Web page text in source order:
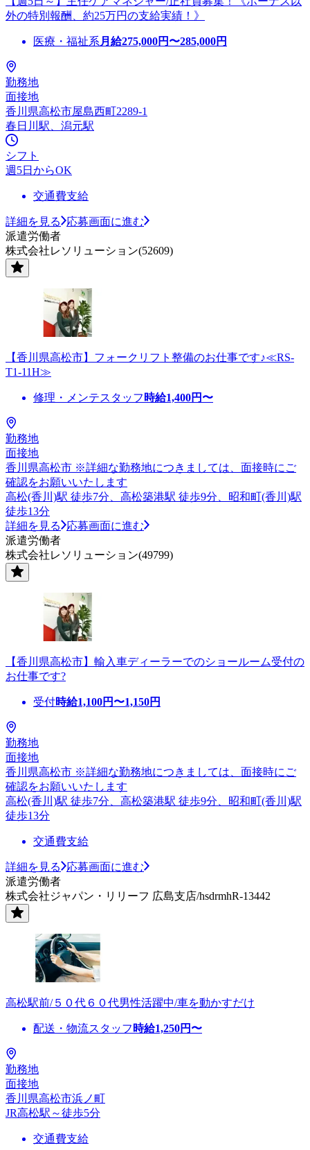
外の特別報酬、約25万円の支給実績！》
医療・福祉系 月給275,000円〜285,000円
勤務地
面接地
香川県高松市屋島西町2289-1
春日川駅、潟元駅
シフト
週5日からOK
交通費支給
詳細を見る
応募画面に進む
派遣労働者
株式会社レソリューション(52609)
【香川県高松市】フォークリフト整備のお仕事です♪≪RS-
T1-11H≫
修理・メンテスタッフ 時給1,400円〜
勤務地
面接地
香川県高松市 ※詳細な勤務地につきましては、面接時にご
確認をお願いいたします
高松(香川)駅 徒歩7分、高松築港駅 徒歩9分、昭和町(香川)駅
徒歩13分
詳細を見る
応募画面に進む
派遣労働者
株式会社レソリューション(49799)
【香川県高松市】輸入車ディーラーでのショールーム受付の
お仕事です?
受付時給1,100円〜1,150円
勤務地
面接地
香川県高松市 ※詳細な勤務地につきましては、面接時にご
確認をお願いいたします
高松(香川)駅 徒歩7分、高松築港駅 徒歩9分、昭和町(香川)駅
徒歩13分
交通費支給
詳細を見る
応募画面に進む
派遣労働者
株式会社ジャパン・リリーフ 広島支店/hsdrmhR-13442
高松駅前/５０代６０代男性活躍中/車を動かすだけ
配送・物流スタッフ 時給1,250円〜
勤務地
面接地
香川県高松市浜ノ町
JR高松駅～徒歩5分
交通費支給